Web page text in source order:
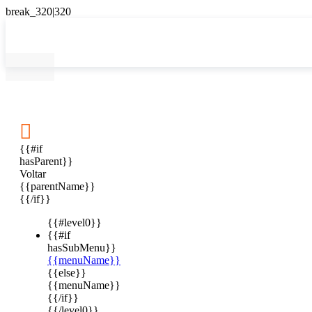

{{#if
hasParent}}
Voltar
{{parentName}}
{{/if}}
{{#level0}}
{{#if
hasSubMenu}}
{{menuName}}
{{else}}
{{menuName}}
{{/if}}